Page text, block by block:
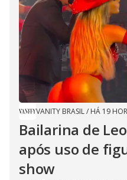
VANITY BRASIL/ HÁ 19
Bailarina de
após uso de
show